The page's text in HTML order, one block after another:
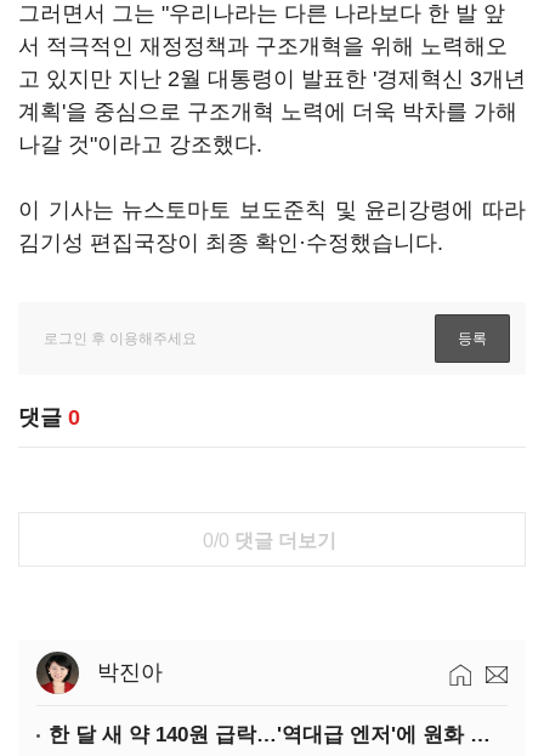
그러면서 그는 "우리나라는 다른 나라보다 한 발 앞
서 적극적인 재정정책과 구조개혁을 위해 노력해오
고 있지만 지난 2월 대통령이 발표한 '경제혁신 3개년
계획'을 중심으로 구조개혁 노력에 더욱 박차를 가해
나갈 것"이라고 강조했다.
이 기사는 뉴스토마토 보도준칙 및 윤리강령에 따라
김기성 편집국장이 최종 확인·수정했습니다.
댓글 0
0/0 댓글 더보기
박진아
한 달 새 약 140원 급락…'역대급 엔저'에 원화 변곡점